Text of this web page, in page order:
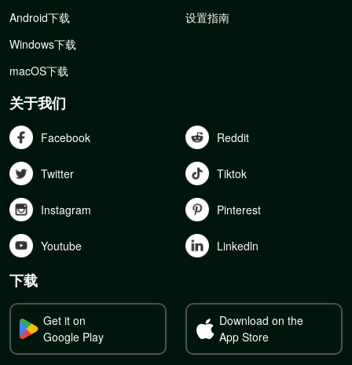
Android下载
Windows下载
macOS下载
设置指南
关于我们
Facebook Reddit
Twitter Tiktok
Instagram Pinterest
Youtube Linkedln
下载
Get it on
Google Play
Download on the
App Store